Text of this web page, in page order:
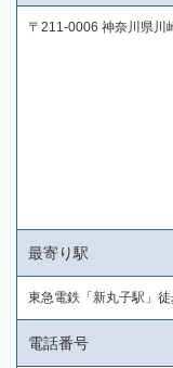
〒211-0006 神奈川県川
最寄り駅
東急電鉄「新丸子駅」
電話番号